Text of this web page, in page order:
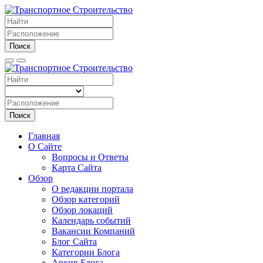
Поиск
Поиск
Главная
О Сайте
Вопросы и Ответы
Карта Сайта
Обзор
О редакции портала
Обзор категорий
Обзор локаций
Календарь событий
Вакансии Компаний
Блог Сайта
Категории Блога